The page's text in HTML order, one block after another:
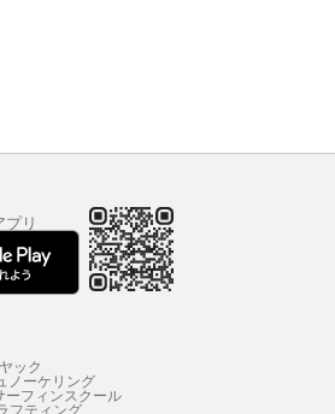
プリ
ック
ノーケリング
ーフィンスクール
フティング